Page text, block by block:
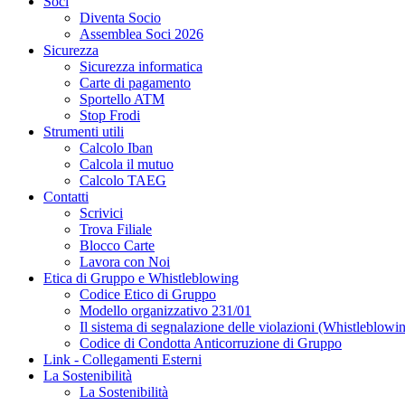
Diventa Socio
Assemblea Soci 2026
Sicurezza
Sicurezza informatica
Carte di pagamento
Sportello ATM
Stop Frodi
Strumenti utili
Calcolo Iban
Calcola il mutuo
Calcolo TAEG
Contatti
Scrivici
Trova Filiale
Blocco Carte
Lavora con Noi
Etica di Gruppo e Whistleblowing
Codice Etico di Gruppo
Modello organizzativo 231/01
Il sistema di segnalazione delle violazioni
Codice di Condotta Anticorruzione di Gruppo
Link - Collegamenti Esterni
La Sostenibilità
La Sostenibilità